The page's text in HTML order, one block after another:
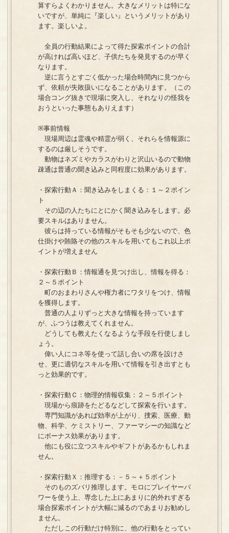
算すらよくわかりません。大きなメリットは特にな
いですが、単純に『楽しい』というメリットがあり
ます。楽しいよ。
全員の行動結果によって得た探索ポイントの合計
が高ければ高いほど、子供たちを発見するのが早く
なります。
逆に言うとすごく低かった場合時間内に見つから
ず、依頼が失敗扱いになることがあります。（この
場合コング抜きで現場に突入し、それなりの怪我を
おうといった事態もありえます）
※事前情報
現場周辺は霊魂や精霊が弱く、それらを情報源に
するのは厳しそうです。
動物はネズミやカラスがわりと沢山いるので動物
疎通は普通の聞き込みと同程度に効果があります。
・探索行動Ａ：聞き込みをしまくる：１～２ポイン
ト
その辺の人たちにとにかく聞き込みをします。必
要スキルはありません。
彼らは持っている情報がそもそも少ないので、色
仕掛けや賄賂その他のスキルを用いてもこれ以上ポ
イントが増えません
・探索行動Ｂ：情報通を見つけ出し、情報を得る：
２～５ポイント
町のおまわりさんや権力者にワタリをつけ、情報
を獲得します。
普通の人よりずっと大きな情報を持っています
が、ふつうは教えてくれません。
どうしても教えたくなるような手段を行使しまし
ょう。
偉い人にコネ等を使って話し合いの席を設けさ
せ、更に適切なスキルを用いて情報を引き出すとも
っと効果的です。
・探索行動Ｃ：物理的情報収集：２～５ポイント
現場から痕跡をたどるなどして探索を行います。
専門知識があれば効率が上がり、捜索、医療、動
物、科学、ケミストリー、ファーマシーの知識など
にボーナス効果があります。
他にも役に立つスキルやギフトがあるかもしれま
せん。
・探索行動Ｘ：推理する：－５～＋５ポイント
そのものズバリ推理します。モロにプレイヤーパ
ワーを使う上、専念した上にあまりに的外れすぎる
場合探索ポイントが大幅に減るのであまりお勧めし
ません。
ただしこの行動だけ特別に、他の行動をとってい